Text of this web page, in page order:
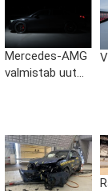
Mercedes-AMG
valmistab uut...